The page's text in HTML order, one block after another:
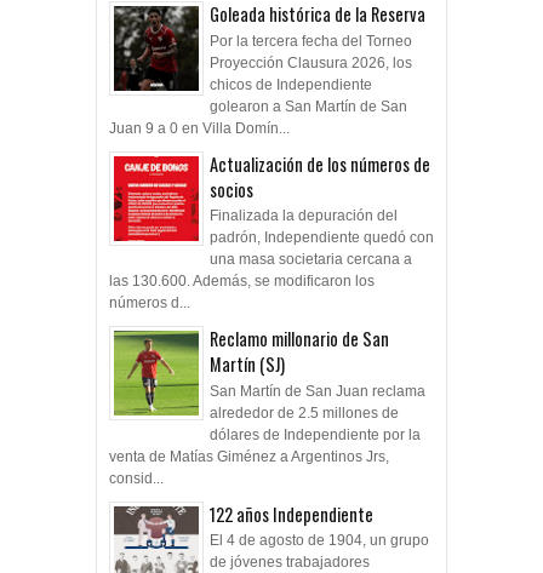
Goleada histórica de la Reserva
Por la tercera fecha del Torneo
Proyección Clausura 2026, los
chicos de Independiente
golearon a San Martín de San
Juan 9 a 0 en Villa Domín...
Actualización de los números de
socios
Finalizada la depuración del
padrón, Independiente quedó con
una masa societaria cercana a
las 130.600. Además, se modificaron los
números d...
Reclamo millonario de San
Martín (SJ)
San Martín de San Juan reclama
alrededor de 2.5 millones de
dólares de Independiente por la
venta de Matías Giménez a Argentinos Jrs,
consid...
122 años Independiente
El 4 de agosto de 1904, un grupo
de jóvenes trabajadores